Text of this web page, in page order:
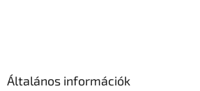
Általános információk